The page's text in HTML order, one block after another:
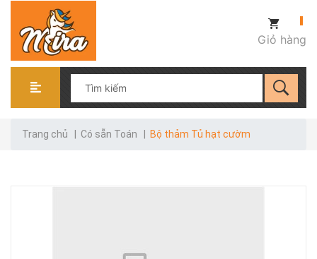
Giỏ hàng
Trang chủ Có sẵn Toán Bộ thảm Tủ hạt cườm